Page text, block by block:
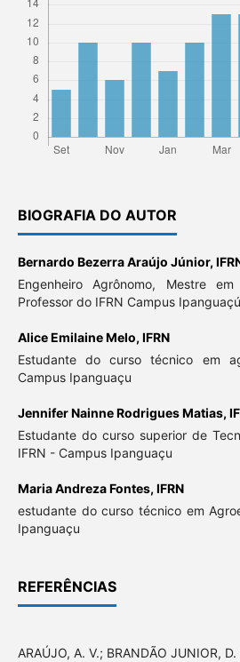
BIOGRAFIA DO AUTOR
Bernardo Bezerra Araújo Júnior,
Engenheiro Agrônomo, Mestre
Professor do IFRN Campus Ipanguaçú
Alice Emilaine Melo, IFRN
Estudante do curso técnico em
Campus Ipanguaçu
Jennifer Nainne Rodrigues Matias,
Estudante do curso superior de
IFRN - Campus Ipanguaçu
Maria Andreza Fontes, IFRN
estudante do curso técnico em
Ipanguaçu
REFERÊNCIAS
ARAÚJO, A. V.; BRANDÃO JUNIOR, D.